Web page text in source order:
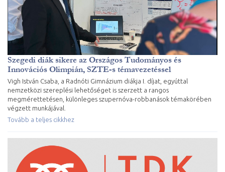
Szegedi diák sikere az Országos Tudományos és
Innovációs Olimpián, SZTE-s témavezetéssel
Vigh István Csaba, a Radnóti Gimnázium diákja I. díjat, egyúttal
nemzetközi szereplési lehetőséget is szerzett a rangos
megmérettetésen, különleges szupernóva-robbanások témakörében
végzett munkájával.
Tovább a teljes cikkhez